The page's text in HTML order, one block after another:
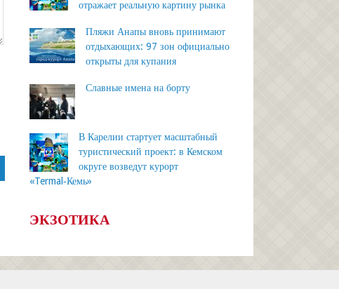
отражает реальную картину рынка
Пляжи Анапы вновь принимают
отдыхающих: 97 зон официально
открыты для купания
Славные имена на борту
В Карелии стартует масштабный
туристический проект: в Кемском
округе возведут курорт
«Termal‑Кемь»
ЭКЗОТИКА